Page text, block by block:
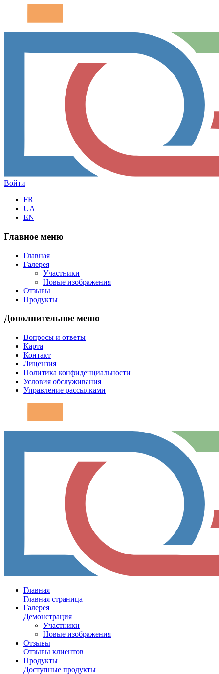
Войти
FR
UA
EN
Главное меню
Главная
Галерея
Участники
Новые изображения
Отзывы
Продукты
Дополнительное меню
Вопросы и ответы
Карта
Контакт
Лицензия
Политика конфиденциальности
Условия обслуживания
Управление рассылками
Главная
Главная страница
Галерея
Демонстрация
Участники
Новые изображения
Отзывы
Отзывы клиентов
Продукты
Доступные продукты